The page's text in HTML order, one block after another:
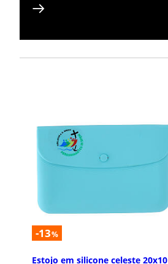
-13%
Estojo em silicone celeste 20x10